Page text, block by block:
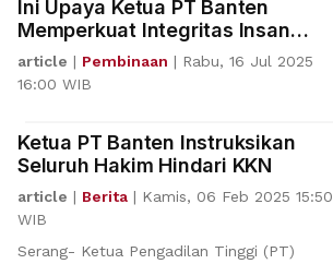
Ini Upaya Ketua PT Banten
Memperkuat Integritas Insan
Peradilan
article | Pembinaan | Rabu, 16 Jul 2025
16:00 WIB
Ketua PT Banten Instruksikan
Seluruh Hakim Hindari KKN
article | Berita | Kamis, 06 Feb 2025 15:50
WIB
Serang- Ketua Pengadilan Tinggi (PT)